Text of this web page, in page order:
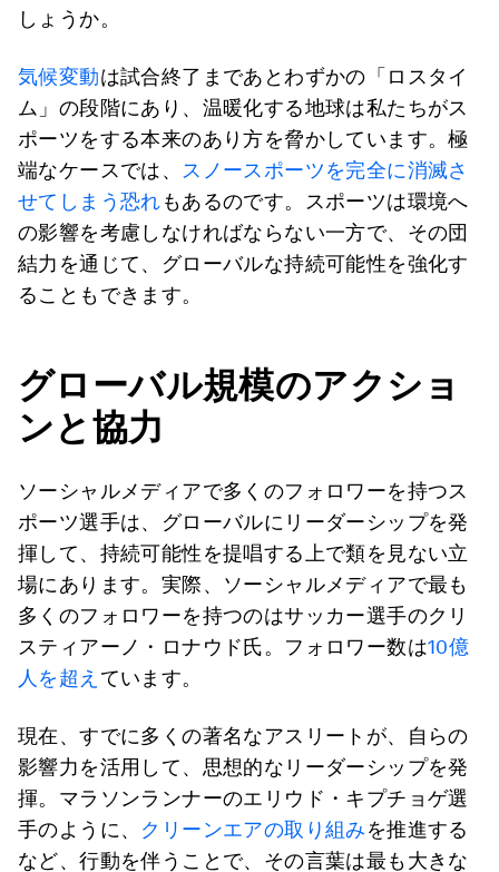
しょうか。
気候変動は試合終了まであとわずかの「ロスタイ
ム」の段階にあり、温暖化する地球は私たちがス
ポーツをする本来のあり方を脅かしています。極
端なケースでは、
スノースポーツを完全に消滅さ
せてしまう恐れもあるのです。スポーツは環境へ
の影響を考慮しなければならない一方で、その団
結力を通じて、グローバルな持続可能性を強化す
ることもできます。
グローバル規模のアクショ
ンと協力
ソーシャルメディアで多くのフォロワーを持つス
ポーツ選手は、グローバルにリーダーシップを発
揮して、持続可能性を提唱する上で類を見ない立
場にあります。実際、ソーシャルメディアで最も
多くのフォロワーを持つのはサッカー選手のクリ
スティアーノ・ロナウド氏。フォロワー数は10億
人を超え ています。
現在、すでに多くの著名なアスリートが、自らの
影響力を活用して、思想的なリーダーシップを発
揮。マラソンランナーのエリウド・キプチョゲ選
手のように、 クリーンエアの取り組みを推進する
など、行動を伴うことで、その言葉は最も大きな